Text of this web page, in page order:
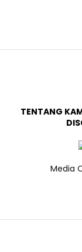
TENTANG
Media